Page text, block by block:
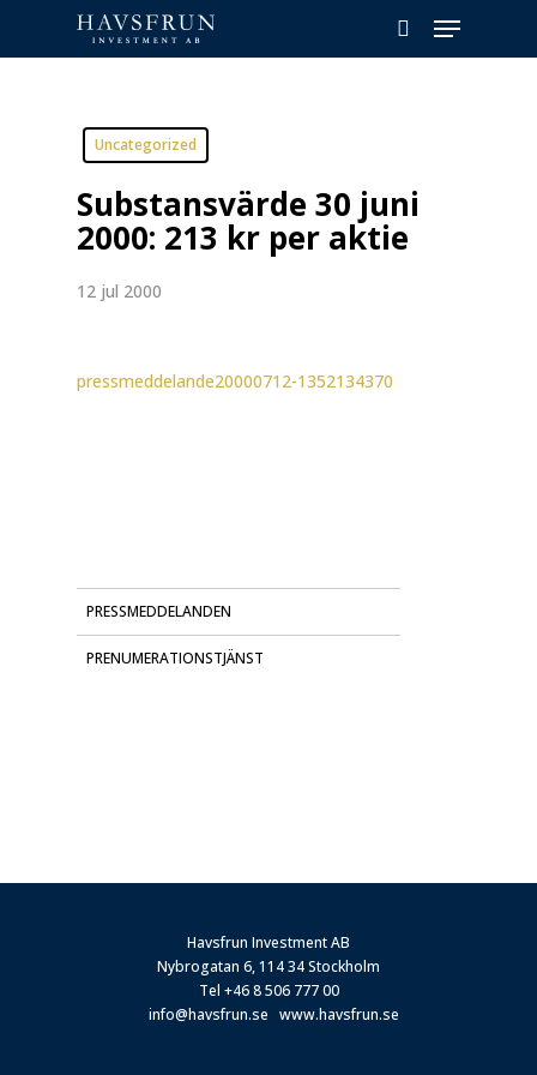
main
search
Menu
Uncategorized
Substansvärde 30 juni
2000: 213 kr per aktie
12 jul 2000
pressmeddelande20000712-1352134370
PRESSMEDDELANDEN
PRENUMERATIONSTJÄNST
Havsfrun Investment AB
Nybrogatan 6, 114 34 Stockholm
Tel +46 8 506 777 00
info@havsfrun.se www.havsfrun.se